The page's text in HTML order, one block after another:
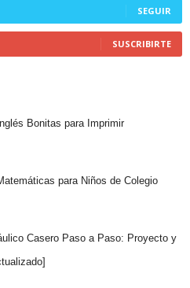
SEGUIR
SUSCRIBIRTE
Bonitas para Imprimir
para Niños de Colegio
Casero Paso a Paso: Proyecto y